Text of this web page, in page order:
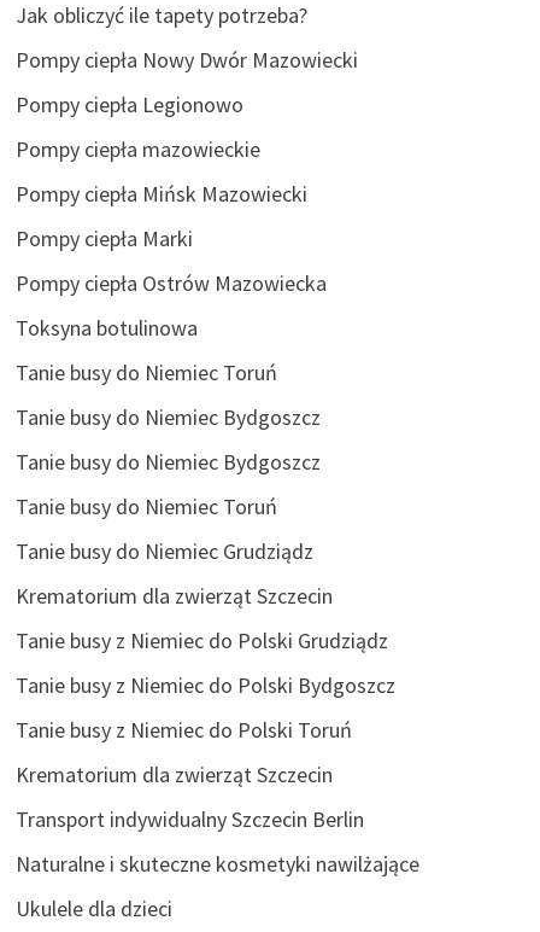
Jak obliczyć ile tapety potrzeba?
Pompy ciepła Nowy Dwór Mazowiecki
Pompy ciepła Legionowo
Pompy ciepła mazowieckie
Pompy ciepła Mińsk Mazowiecki
Pompy ciepła Marki
Pompy ciepła Ostrów Mazowiecka
Toksyna botulinowa
Tanie busy do Niemiec Toruń
Tanie busy do Niemiec Bydgoszcz
Tanie busy do Niemiec Bydgoszcz
Tanie busy do Niemiec Toruń
Tanie busy do Niemiec Grudziądz
Krematorium dla zwierząt Szczecin
Tanie busy z Niemiec do Polski Grudziądz
Tanie busy z Niemiec do Polski Bydgoszcz
Tanie busy z Niemiec do Polski Toruń
Krematorium dla zwierząt Szczecin
Transport indywidualny Szczecin Berlin
Naturalne i skuteczne kosmetyki nawilżające
Ukulele dla dzieci